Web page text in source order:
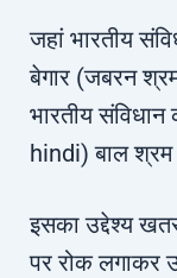
जहां भारतीय
बेगार (जबरन
भारतीय
hindi) बाल
इसका उद्देश्य
पर रोक लगाकर